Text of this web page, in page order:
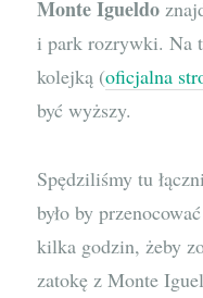
Monte Igueldo
i park rozrywki. Na
kolejką (oficjalna
być wyższy.
Spędziliśmy tu
było by
kilka godzin, żeby
zatokę z Monte